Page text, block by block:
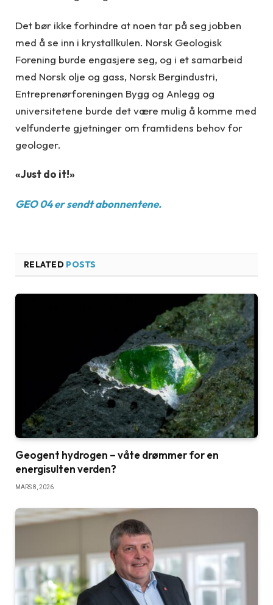
Det bør ikke forhindre at noen tar på seg jobben
med å se inn i krystallkulen. Norsk Geologisk
Forening burde engasjere seg, og i et samarbeid
med Norsk olje og gass, Norsk Bergindustri,
Entreprenørforeningen Bygg og Anlegg og
universitetene burde det være mulig å komme med
velfunderte gjetninger om framtidens behov for
geologer.
«Just do it!»
GEO 04 er sendt abonnentene.
RELATED POSTS
Geogent hydrogen – våte drømmer for en
energisulten verden?
MARS 8, 2026